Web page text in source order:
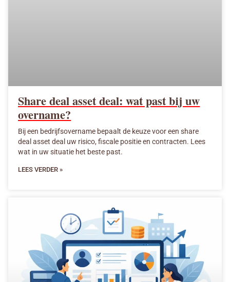
Share deal asset deal: wat past bij uw
overname?
Bij een bedrijfsovername bepaalt de keuze voor een share
deal asset deal uw risico, fiscale positie en contracten. Lees
wat in uw situatie het beste past.
LEES VERDER »